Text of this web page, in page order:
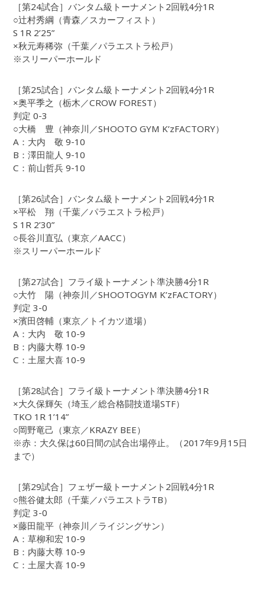
［第24試合］バンタム級トーナメント2回戦4分1R
○辻村秀綱（青森／スカーフィスト）
S 1R 2’25”
×秋元寿稀弥（千葉／パラエストラ松戸）
※スリーパーホールド
［第25試合］バンタム級トーナメント2回戦4分1R
×奥平季之（栃木／CROW FOREST）
判定 0-3
○大橋 豊（神奈川／SHOOTO GYM K’zFACTORY）
A：大内 敬 9-10
B：澤田龍人 9-10
C：前山哲兵 9-10
［第26試合］バンタム級トーナメント2回戦4分1R
×平松 翔（千葉／パラエストラ松戸）
S 1R 2’30”
○長谷川直弘（東京／AACC）
※スリーパーホールド
［第27試合］フライ級トーナメント準決勝4分1R
○大竹 陽（神奈川／SHOOTOGYM K’zFACTORY）
判定 3-0
×濱田啓輔（東京／トイカツ道場）
A：大内 敬 10-9
B：内藤大尊 10-9
C：土屋大喜 10-9
［第28試合］フライ級トーナメント準決勝4分1R
×大久保輝矢（埼玉／総合格闘技道場STF）
TKO 1R 1’14”
○岡野竜己（東京／KRAZY BEE）
※赤：大久保は60日間の試合出場停止。（2017年9月15日
まで）
［第29試合］フェザー級トーナメント2回戦4分1R
○熊谷健太郎（千葉／パラエストラTB）
判定 3-0
×藤田龍平（神奈川／ライジングサン）
A：草柳和宏 10-9
B：内藤大尊 10-9
C：土屋大喜 10-9